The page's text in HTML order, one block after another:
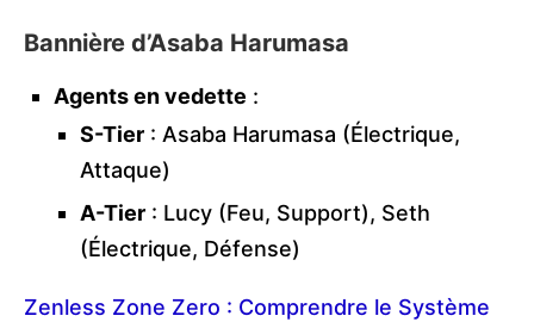
Bannière d’Asaba Harumasa
Agents en vedette :
S-Tier : Asaba Harumasa (Électrique,
Attaque)
A-Tier : Lucy (Feu, Support), Seth
(Électrique, Défense)
Zenless Zone Zero : Comprendre le Système